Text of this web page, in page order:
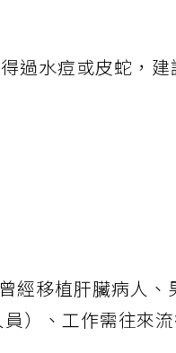
過水痘或皮蛇，建
經移植肝臟病人
）、工作需往來流